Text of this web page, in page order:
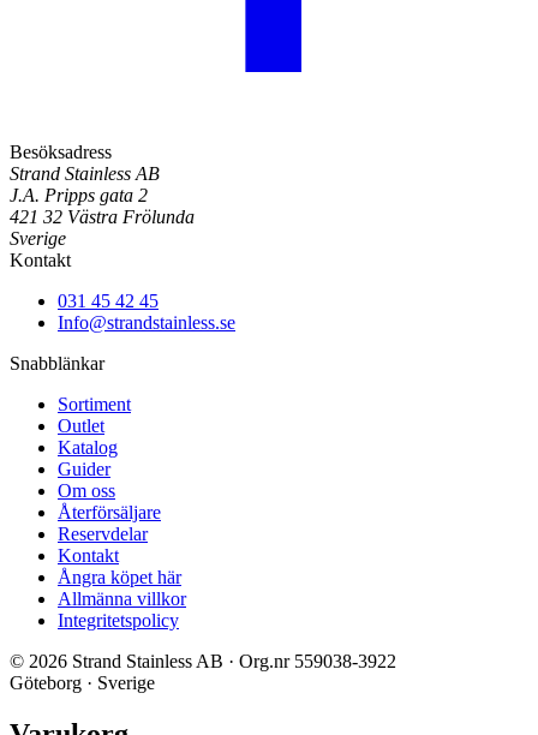
Besöksadress
Strand Stainless AB
J.A. Pripps gata 2
421 32 Västra Frölunda
Sverige
Kontakt
031 45 42 45
Info@strandstainless.se
Snabblänkar
Sortiment
Outlet
Katalog
Guider
Om oss
Återförsäljare
Reservdelar
Kontakt
Ångra köpet här
Allmänna villkor
Integritetspolicy
© 2026 Strand Stainless AB · Org.nr 559038-3922
Göteborg · Sverige